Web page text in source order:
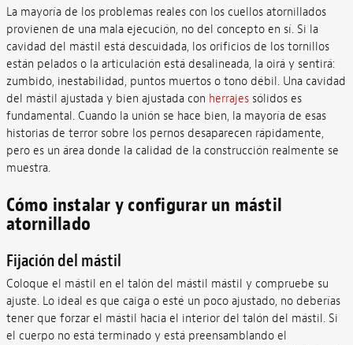
La mayoría de los problemas reales con los cuellos atornillados
provienen de una mala ejecución, no del concepto en sí. Si la
cavidad del mástil está descuidada, los orificios de los tornillos
están pelados o la articulación está desalineada, la oirá y sentirá:
zumbido, inestabilidad, puntos muertos o tono débil. Una cavidad
del mástil ajustada y bien ajustada con herrajessólidos es
fundamental. Cuando la unión se hace bien, la mayoría de esas
historias de terror sobre los pernos desaparecen rápidamente,
pero es un área donde la calidad de la construcción realmente se
muestra.
Cómo instalar y configurar un mástil
atornillado
Fijación del mástil
Coloque el mástil en el talón del mástil mástil y compruebe su
ajuste. Lo ideal es que caiga o esté un poco ajustado, no deberías
tener que forzar el mástil hacia el interior del talón del mástil. Si
el cuerpo no está terminado y está preensamblando el